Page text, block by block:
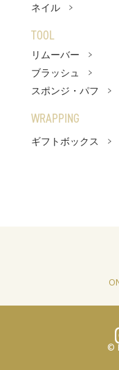
メイク
ファン
TOOL
ネイル
TOOL
リムーバー
ブラッシュ
スポンジ・パフ
WRAPPING
ギフトボックス
©